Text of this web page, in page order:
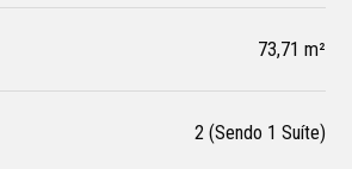
73,71 m²
2 (Sendo 1 Suíte)